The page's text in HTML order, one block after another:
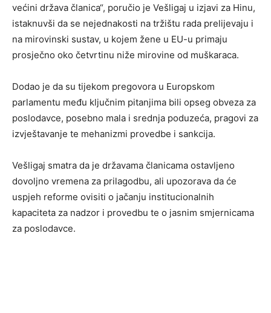
većini država članica“, poručio je Vešligaj u izjavi za Hinu,
istaknuvši da se nejednakosti na tržištu rada prelijevaju i
na mirovinski sustav, u kojem žene u EU-u primaju
prosječno oko četvrtinu niže mirovine od muškaraca.
Dodao je da su tijekom pregovora u Europskom
parlamentu među ključnim pitanjima bili opseg obveza za
poslodavce, posebno mala i srednja poduzeća, pragovi za
izvještavanje te mehanizmi provedbe i sankcija.
Vešligaj smatra da je državama članicama ostavljeno
dovoljno vremena za prilagodbu, ali upozorava da će
uspjeh reforme ovisiti o jačanju institucionalnih
kapaciteta za nadzor i provedbu te o jasnim smjernicama
za poslodavce.